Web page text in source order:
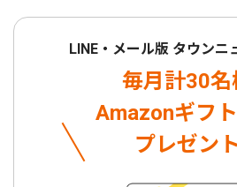
LINE・メール版 タウンニ
毎月計30名
Amazonギフ
プレゼン